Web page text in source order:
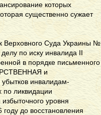
которых
существенно сужает
Верховного Суда Украины №
по иску инвалида II
в порядке письменного
и
инвалидам-
по ликвидации
уровня
до восстановления